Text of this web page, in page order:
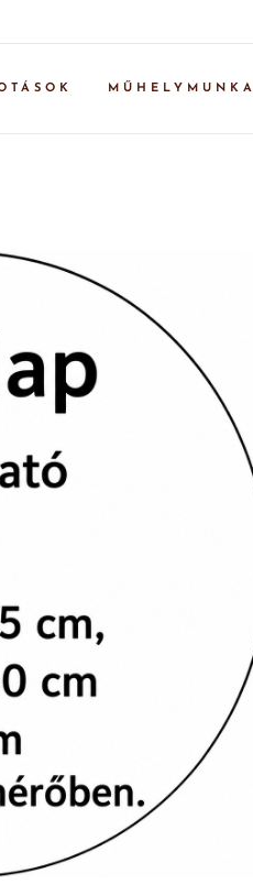
MŰHELYMUNKA